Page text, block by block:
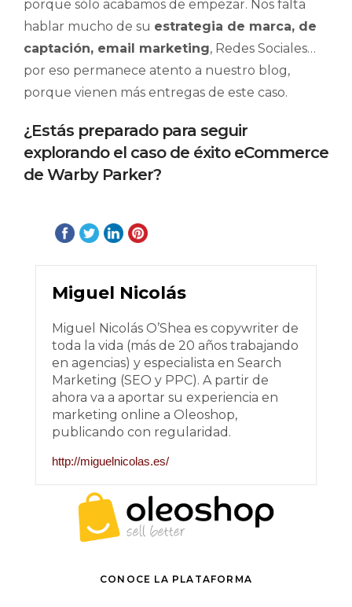
porque sólo acabamos de empezar. Nos falta
hablar mucho de su estrategia de marca, de
captación, email marketing, Redes Sociales…
por eso permanece atento a nuestro blog,
porque vienen más entregas de este caso.
¿Estás preparado para seguir
explorando el caso de éxito eCommerce
de Warby Parker?
Miguel Nicolás
Miguel Nicolás O’Shea es copywriter de
toda la vida (más de 20 años trabajando
en agencias) y especialista en Search
Marketing (SEO y PPC). A partir de
ahora va a aportar su experiencia en
marketing online a Oleoshop,
publicando con regularidad.
http://miguelnicolas.es/
CONOCE LA PLATAFORMA